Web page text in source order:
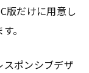
版だけに用意し
。
ポンシブデザ